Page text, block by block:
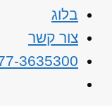
בלוג
צור קשר
3635300